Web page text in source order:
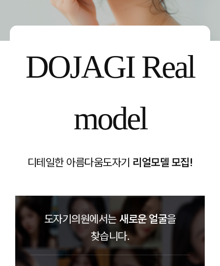
DOJAGI Real
model
디테일한 아름다움도자기 리얼모델 모집!
도자기의원에서는새로운 얼굴을
찾습니다.